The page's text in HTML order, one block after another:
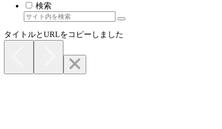
検索
タイトルとURLをコピーしました